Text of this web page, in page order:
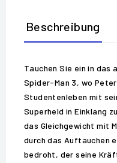
Beschreibung
Tauchen Sie ein in das
Spider-Man 3, wo
Studentenleben mit
Superheld in Einklang
das Gleichgewicht mit
durch das Auftauchen
bedroht, der seine